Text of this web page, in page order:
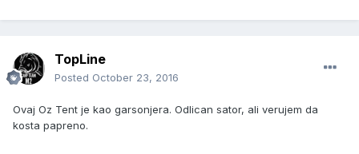
TopLine
Posted October 23, 2016
Ovaj Oz Tent je kao garsonjera. Odlican sator, ali verujem da
kosta papreno.